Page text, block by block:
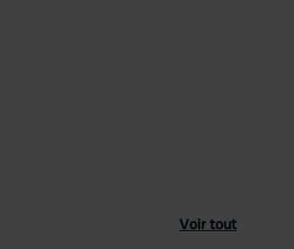
Voir tout